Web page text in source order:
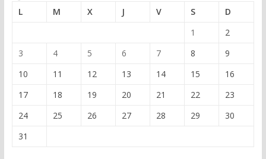
L
M X J V S
D
1
2
3
4 5 6 7 8
9
10
11 12 13 14 15
16
17
18 19 20 21 22
23
24
25 26 27 28 29
30
31